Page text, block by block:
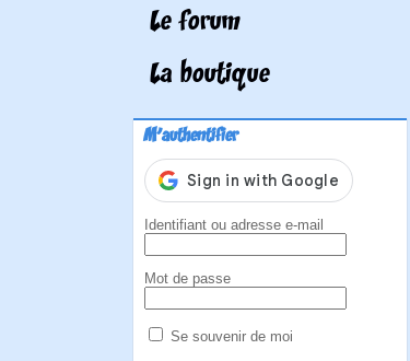
Le forum
La boutique
M'authentifier
Identifiant ou adresse e-mail
Mot de passe
Se souvenir de moi